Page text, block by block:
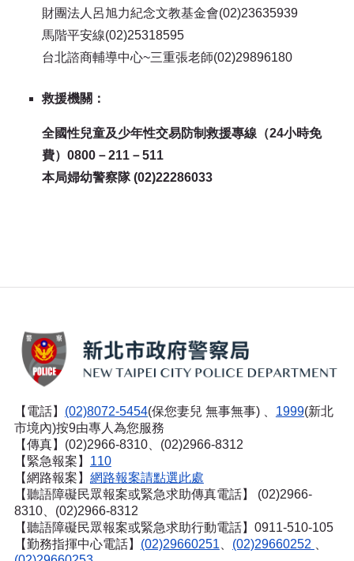
財團法人呂旭力紀念文教基金會(02)23635939
馬階平安線(02)25318595
台北諮商輔導中心~三重張老師(02)29896180
救援機關：
全國性兒童及少年性交易防制救援專線（24小時免
費）0800－211－511
本局婦幼警察隊 (02)22286033
【電話】 (02)8072-5454(保您妻兒 無事無事) 、 1999(新北
市境內)按9由專人為您服務
【傳真】(02)2966-8310、(02)2966-8312
【緊急報案】 110
【網路報案】 網路報案請點選此處
【聽語障礙民眾報案或緊急求助傳真電話】
(02)2966-
8310、(02)2966-8312
【聽語障礙民眾報案或緊急求助行動電話】0911-510-105
【勤務指揮中心電話】 (02)29660251 (02)29660252